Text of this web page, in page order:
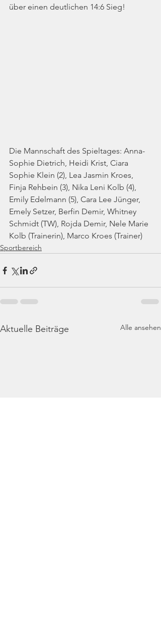
über einen deutlichen 14:6 Sieg!
Die Mannschaft des Spieltages: Anna-
Sophie Dietrich, Heidi Krist, Ciara
Sophie Klein (2), Lea Jasmin Kroes,
Finja Rehbein (3), Nika Leni Kolb (4),
Emily Edelmann (5), Cara Lee Jünger,
Emely Setzer, Berfin Demir, Whitney
Schmidt (TW), Rojda Demir, Nele Marie
Kolb (Trainerin), Marco Kroes (Trainer)
Sportbereich
Aktuelle Beiträge Alle ansehen